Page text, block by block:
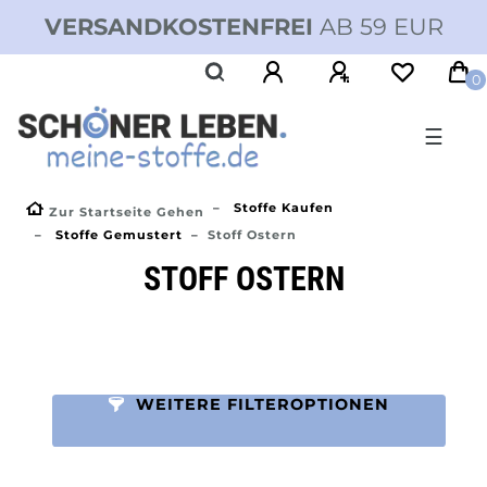
VERSANDKOSTENFREI AB 59 EUR
0
☰
Zur Startseite Gehen
Stoffe Kaufen
Stoffe Gemustert
Stoff Ostern
STOFF OSTERN
WEITERE FILTEROPTIONEN